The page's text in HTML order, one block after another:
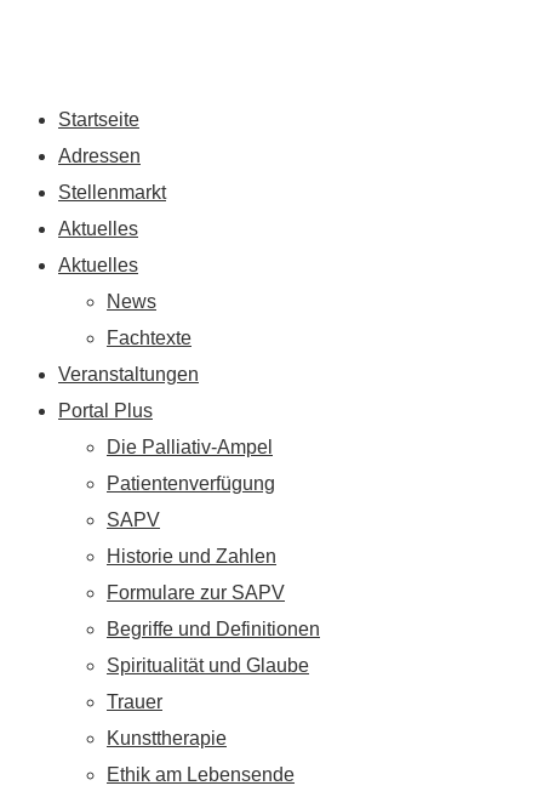
Startseite
Adressen
Stellenmarkt
Aktuelles
Aktuelles
News
Fachtexte
Veranstaltungen
Portal Plus
Die Palliativ-Ampel
Patientenverfügung
SAPV
Historie und Zahlen
Formulare zur SAPV
Begriffe und Definitionen
Spiritualität und Glaube
Trauer
Kunsttherapie
Ethik am Lebensende